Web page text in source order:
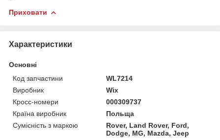
Приховати
Характеристики
Основні
Код запчастини
WL7214
Виробник
Wix
Кросс-номери
000309737
Країна виробник
Польща
Сумісність з маркою
Rover, Land Rover, Ford,
Dodge, MG, Mazda, Jeep